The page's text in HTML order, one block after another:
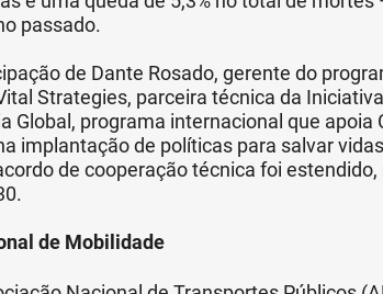
passado.
de Dante Rosado, gerente do
Strategies, parceira técnica da
Global, programa internacional que apoia
implantação de políticas para salvar
de cooperação técnica foi
de Mobilidade